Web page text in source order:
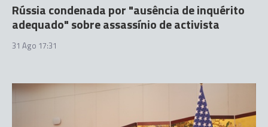
Rússia condenada por "ausência de inquérito
adequado" sobre assassínio de activista
31 Ago 17:31